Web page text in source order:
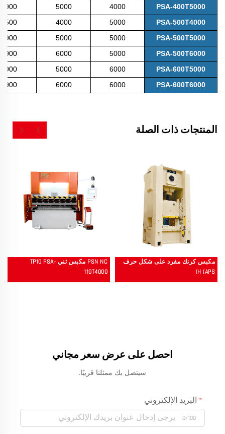
PSA-400T5000
4000
5000
3900
PSA-500T4000
5000
4000
3500
PSA-500T5000
5000
5000
3900
PSA-500T6000
5000
6000
4900
PSA-600T5000
6000
5000
3900
PSA-600T6000
6000
6000
4900
المنتجات ذات الصلة
مكبس كرنك مفرد على شكل حرف
H (APS)
PSN NC مكبس ثني TP10 PSA-
110T4000
احصل على عرض سعر مجاني
سيتصل بك ممثلنا قريبًا.
البريد الإلكتروني
0/100